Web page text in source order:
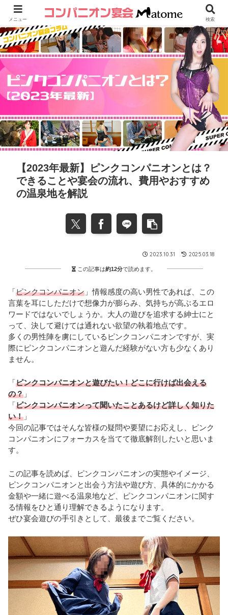
【2023年最新】ピンクコンパニオンとは？
できることや宴会の流れ、費用やおすすめ
の温泉地を解説
2023.10.31 2025.03.18
この記事は約12分で読めます。
「ピンクコンパニオン 」情報感度の高い男性であれば、この
言葉を耳にしただけで想像力が膨らみ、気持ちが高ぶるエロ
ワードではないでしょうか。大人の遊びを追求する紳士にと
って、決して避けては通れない欲望の執着地点です。
多くの男性陣を虜にしているピンクコンパニオンですが、実
際にピンクコンパニオンと遊んだ経験がない方も少なくあり
ません。
「ピンクコンパニオンと遊びたい！どこに行けば出会える
の？ 」
「ピンクコンパニオンって聞いたことあるけど詳しく知りた
い！ 」
今回の記事ではそんな皆様の疑問や要望にお応えし、ピンク
コンパニオンにフォーカスを当てて徹底解剖したいと思いま
す。
この記事を読めば、ピンクコンパニオンの実態やイメージ、
ピンクコンパニオンと出会う方法や遊び方、具体的にかかる
金額や一緒に遊べる温泉地など、ピンクコンパニオンに関す
る情報をひと通り理解できるようになります。
ぜひ宴会遊びの手引きとして、最後までご覧ください。
メニュー 検索